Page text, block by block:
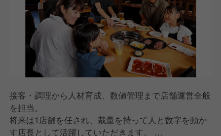
接客・調理から人材育成、数値管理まで店舗運営全般
を担当。
将来は1店舗を任され、裁量を持って人と数字を動か
す店長として活躍していただきます。